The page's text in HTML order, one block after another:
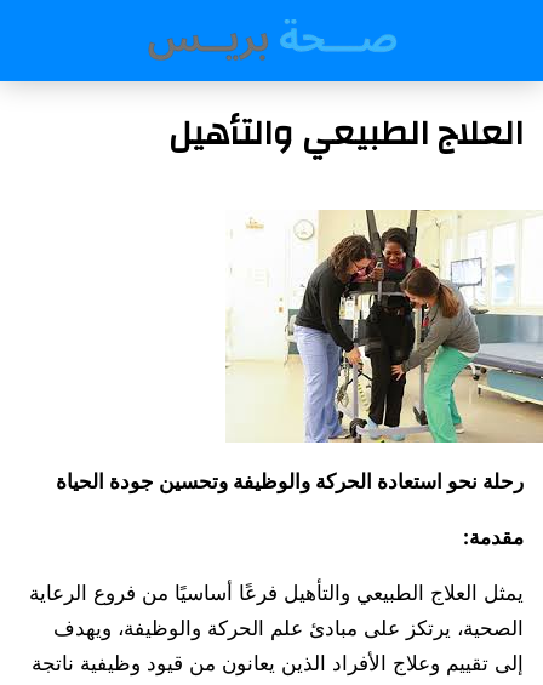
العلاج الطبيعي والتأهيل
رحلة نحو استعادة الحركة والوظيفة وتحسين جودة الحياة
مقدمة:
يمثل العلاج الطبيعي والتأهيل فرعًا أساسيًا من فروع الرعاية
الصحية، يرتكز على مبادئ علم الحركة والوظيفة، ويهدف
إلى تقييم وعلاج الأفراد الذين يعانون من قيود وظيفية ناتجة